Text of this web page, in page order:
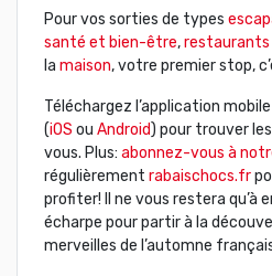
Pour vos sorties de types
santé et bien-être,restaurants
la maison, votre premier stop,
Téléchargez l’application
(iOS ou Android) pour trouver
vous. Plus: abonnez-vous à
régulièrement rabaischocs.fr
profiter! Il ne vous restera qu’à
écharpe pour partir à la
merveilles de l’automne